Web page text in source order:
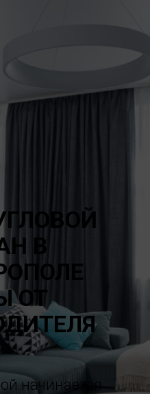
В
ОТ
начинается